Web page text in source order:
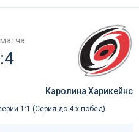
Каролина Харикейнс
1:1 (Серия до 4-х побед)